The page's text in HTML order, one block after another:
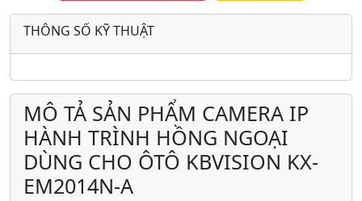
THÔNG SỐ KỸ THUẬT
MÔ TẢ SẢN PHẨM CAMERA IP
HÀNH TRÌNH HỒNG NGOẠI
DÙNG CHO ÔTÔ KBVISION KX-
EM2014N-A